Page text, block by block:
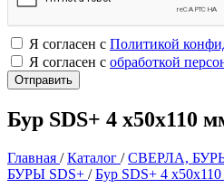
Я согласен с Политикой
Я согласен с обработкой
Бур SDS+ 4 х50х110
Главная /Каталог /СВЕРЛА,
БУРЫ SDS+ /Бур SDS+ 4